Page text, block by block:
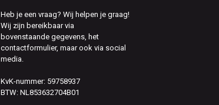
Heb je een vraag? Wij helpen je graag!
Wij zijn bereikbaar via
bovenstaande gegevens, het
contactformulier, maar ook via social
media.
KvK-nummer: 59758937
BTW: NL853632704B01